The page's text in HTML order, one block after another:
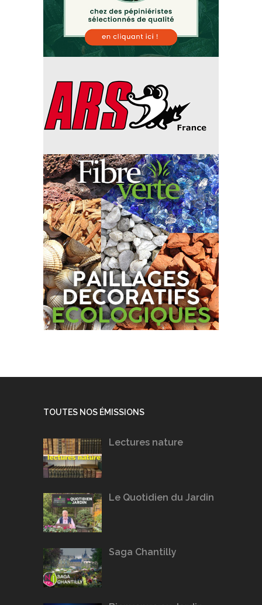
TOUTES NOS ÉMISSIONS
Lectures nature
Le Quotidien du Jardin
Saga Chantilly